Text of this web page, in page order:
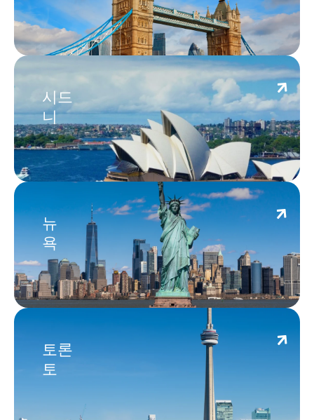
Sydney
시드
니
New York
뉴
욕
Toronto
토론
토